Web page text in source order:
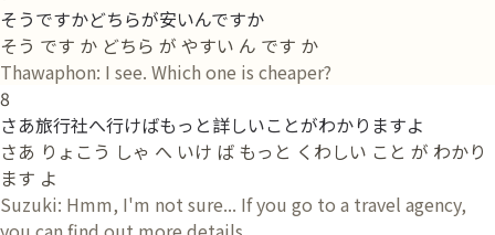
そうですかどちらが安いんですか
そう です か どちら が やすい ん です か
Thawaphon: I see. Which one is cheaper?
8
さあ旅行社へ行けばもっと詳しいことがわかりますよ
さあ りょこう しゃ へ いけ ば もっと くわしい こと が わかり
ます よ
Suzuki: Hmm, I'm not sure... If you go to a travel agency,